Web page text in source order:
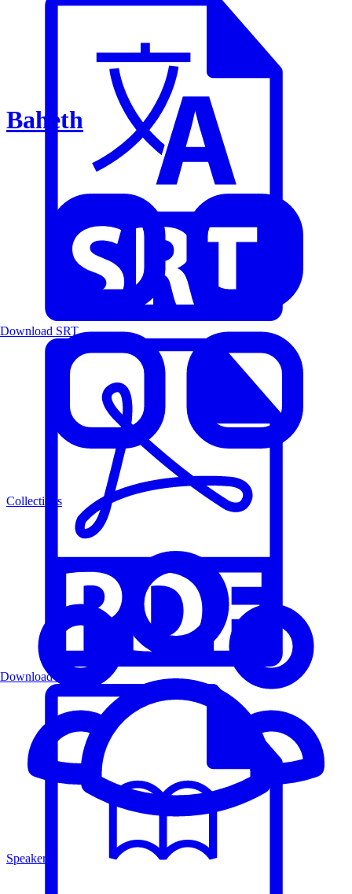
Baheth
Collections
Speakers
Download SRT
Download PDF